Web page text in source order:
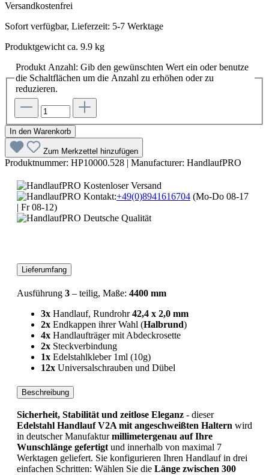
Versandkostenfrei
Sofort verfügbar, Lieferzeit: 5-7 Werktage
Produktgewicht ca. 9.9 kg
Produkt Anzahl: Gib den gewünschten Wert ein oder benutze
die Schaltflächen um die Anzahl zu erhöhen oder zu
reduzieren.
In den Warenkorb
Zum Merkzettel hinzufügen
Produktnummer: HP10000.528 | Manufacturer: HandlaufPRO
Kostenloser Versand
Kontakt:+49(0)8941616704 (Mo-Do 08-17
| Fr 08-12)
Deutsche Qualität
Lieferumfang
Ausführung 3 – teilig, Maße: 4400 mm
3x Handlauf, Rundrohr42,4 x 2,0 mm
2x Endkappen ihrer Wahl (Halbrund)
4x Handlaufträger mit Abdeckrosette
2x Steckverbindung
1x Edelstahlkleber 1ml (10g)
12x Universalschrauben und Dübel
Beschreibung
Sicherheit, Stabilität und zeitlose Eleganz - dieser
Edelstahl Handlauf V2A mit angeschweißten Haltern wird
in deutscher Manufakturmillimetergenau auf Ihre
Wunschlänge gefertigt und innerhalb von maximal 7
Werktagen geliefert. Sie konfigurieren Ihren Handlauf in drei
einfachen Schritten: Wählen Sie die Länge zwischen 300